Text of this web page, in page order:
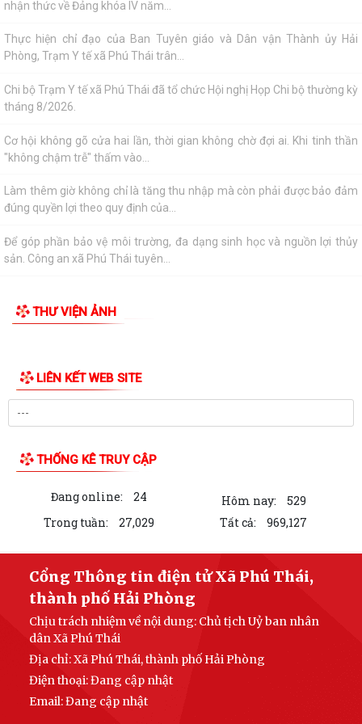
Thực hiện chỉ đạo của Ban Tuyên giáo và Dân vận Thành ủy Hải
Chi bộ Trạm Y tế xã Phú Thái đã tổ chức Hội nghị Họp Chi bộ thường kỳ
Cơ hội không gõ cửa hai lần, thời gian không chờ đợi ai. Khi tinh thần
Làm thêm giờ không chỉ là tăng thu nhập mà còn phải được bảo đảm
Để góp phần bảo vệ môi trường, đa dạng sinh học và nguồn lợi thủy
Kỷ niệm 96 năm ngày truyền thống Ngành Tuyên Giáo của Đảng
Hải Phòng: Mức trợ cấp ngày công lao động đối với lực lượng xung kích
Sử dụng Cờ Đảng và hình ảnh Cờ Đảng đúng Quy định - Những điều
cần lưu ý trong thực tiễn.
bằng Dự án xây dựng một số đoạn...
96 năm - Chặng đường vẻ vang, tự hào của công tác Tuyên giáo của
Đồng chí Phó Bí thư Đảng ủy, Chủ tịch UBND xã Phú Thái đối thoại trực
tiếp với cán bộ, giáo viên,...
Cơ quan Cảnh sát điều tra Công an thành phố Hải Phòng đang kiểm
tra, xác minh vụ việc có dấu hiệu...
Xã Phú Thái tham dự Hội nghị trực tuyến toàn quốc nghiên cứu, học
tập, quán triệt và triển khai...
THƯ VIỆN ẢNH
LIÊN KẾT WEB SITE
THỐNG KÊ TRUY CẬP